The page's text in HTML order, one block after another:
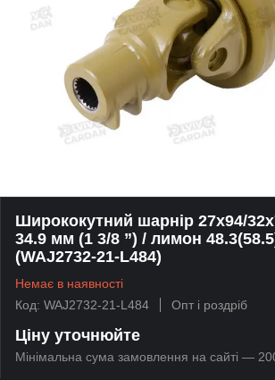
Ширококутний шарнір 27x94/
34.9 мм (1 3/8 ”) / лимон
(WAJ2732-21-L484)
Немає в наявності
Код: WAJ2732-21-L484
Опт і роздріб
Ціну уточнюйте
Мінімальна сума замовлення на сайті —